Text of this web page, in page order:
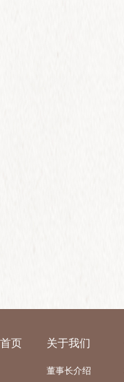
首页 关于我们
董事长介绍